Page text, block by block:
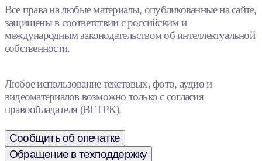
Все права на любые материалы, опубликованные на сайте,
защищены в соответствии с российским и
международным законодательством об интеллектуальной
собственности.
Любое использование текстовых, фото, аудио и
видеоматериалов возможно только с согласия
правообладателя (ВГТРК).
Сообщить об опечатке
Обращение в техподдержку